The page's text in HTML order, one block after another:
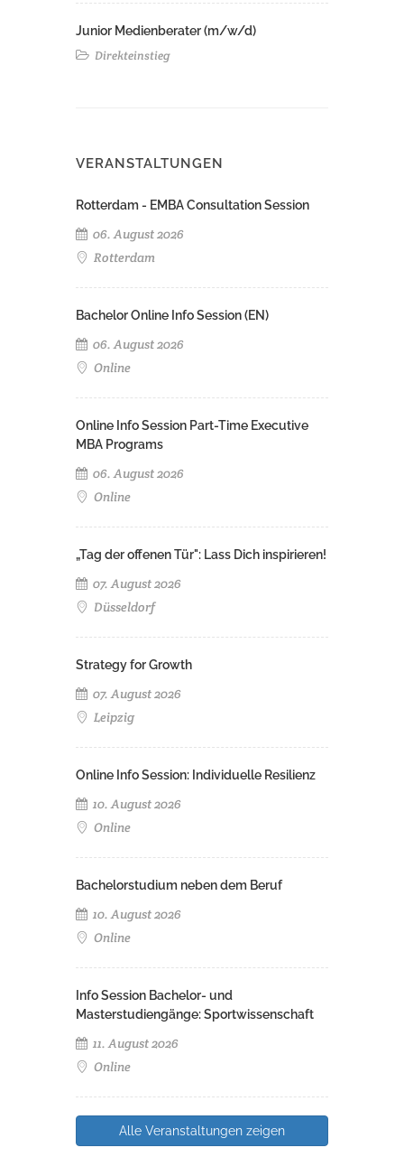
Junior Medienberater (m/w/d)
Direkteinstieg
VERANSTALTUNGEN
Rotterdam - EMBA Consultation Session
06. August 2026
Rotterdam
Bachelor Online Info Session (EN)
06. August 2026
Online
Online Info Session Part-Time Executive
MBA Programs
06. August 2026
Online
„Tag der offenen Tür": Lass Dich inspirieren!
07. August 2026
Düsseldorf
Strategy for Growth
07. August 2026
Leipzig
Online Info Session: Individuelle Resilienz
10. August 2026
Online
Bachelorstudium neben dem Beruf
10. August 2026
Online
Info Session Bachelor- und
Masterstudiengänge: Sportwissenschaft
11. August 2026
Online
Alle Veranstaltungen zeigen